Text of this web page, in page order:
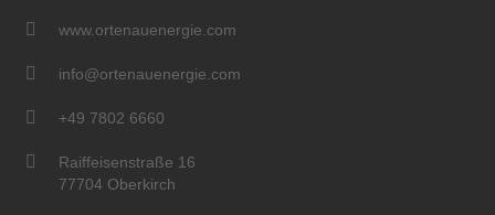
www.ortenauenergie.com
info@ortenauenergie.com
+49 7802 6660
Raiffeisenstraße 16
77704 Oberkirch